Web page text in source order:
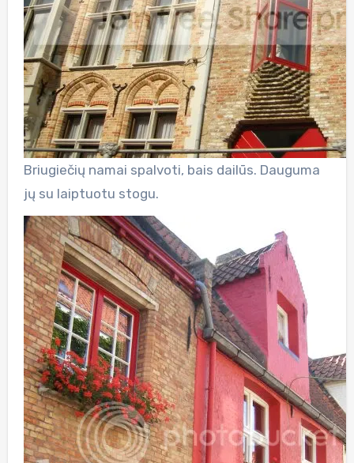
Briugiečių namai spalvoti, bais dailūs. Dauguma
jų su laiptuotu stogu.